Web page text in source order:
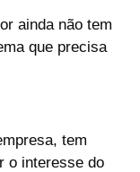
ainda não tem
que precisa
tem
o interesse do